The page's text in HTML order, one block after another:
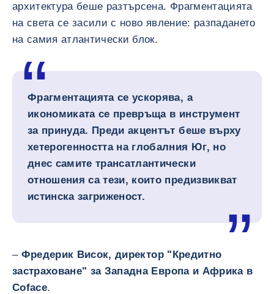
архитектура беше разтърсена. Фрагментацията
на света се засили с ново явление: разпадането
на самия атлантически блок.
Фрагментацията се ускорява, а
икономиката се превръща в инструмент
за принуда. Преди акцентът беше върху
хетерогенността на глобалния Юг, но
днес самите трансатлантически
отношения са тези, които предизвикват
истинска загриженост.
– Фредерик Висок, директор "Кредитно
застраховане" за Западна Европа и Африка в
Coface.